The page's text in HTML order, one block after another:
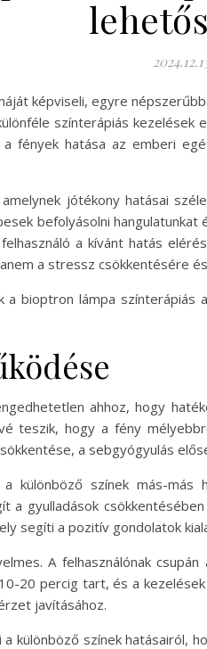
képviseli, egyre
színterápiás
fények hatása az emberi
jótékony hatásai
befolyásolni
a kívánt hatás
a stressz csökkentésére
bioptron lámpa
ahhoz, hogy
teszik, hogy a fény
a sebgyógyulás
a különböző színek más-
a gyulladások
segíti a pozitív gondolatok
A felhasználónak
20 percig tart, és a
javításához.
különböző színek hatásairól,